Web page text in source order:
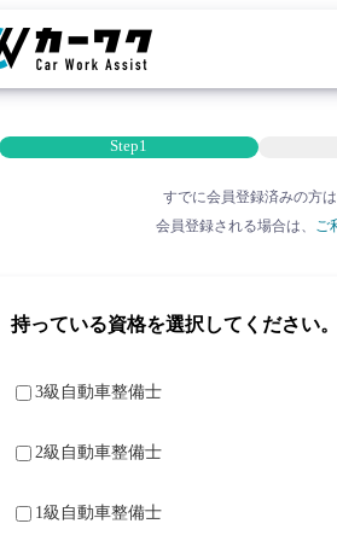
Step1
すでに会員登録済みの方は
会員登録される場合は、 ご
持っている資格を選択してください。
3級自動車整備士
2級自動車整備士
1級自動車整備士